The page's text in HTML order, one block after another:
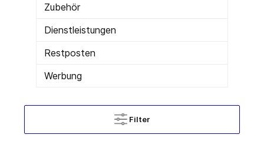
Zubehör
Dienstleistungen
Restposten
Werbung
Filter